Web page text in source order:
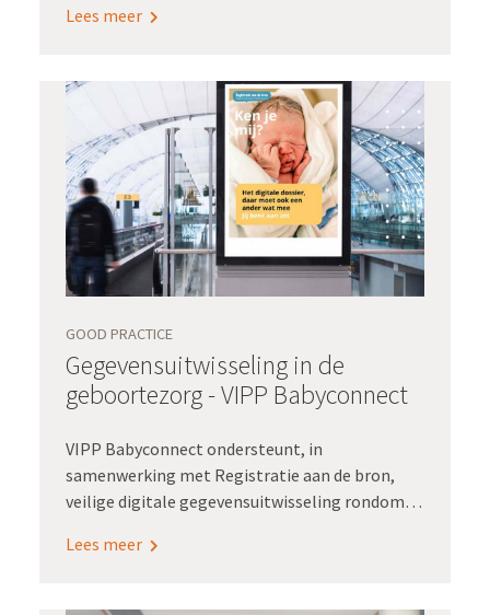
Lees meer
GOOD PRACTICE
Gegevensuitwisseling in de
geboortezorg - VIPP Babyconnect
VIPP Babyconnect ondersteunt, in
samenwerking met Registratie aan de bron,
veilige digitale gegevensuitwisseling rondom
geboorte.
Lees meer